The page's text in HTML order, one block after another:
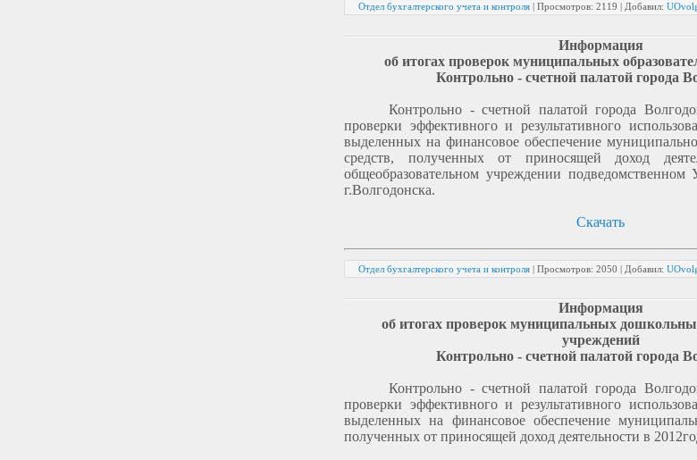
Отдел бухгалтерского учета и контроля | Просмотров: 2119 | Добавил:
Информация
об итогах проверок муниципальных
Контрольно - счетной палатой города
Контрольно - счетной палатой города
проверки эффективного и результативного
выделенных на финансовое обеспечение
средств, полученных от приносящей доход
общеобразовательном учреждении
г.Волгодонска.
Скачать
Отдел бухгалтерского учета и контроля | Просмотров: 2050 | Добавил:
Информация
об итогах проверок муниципальных
учреждений
Контрольно - счетной палатой города
Контрольно - счетной палатой города
проверки эффективного и результативного
выделенных на финансовое обеспечение
полученных от приносящей доход деятельности в